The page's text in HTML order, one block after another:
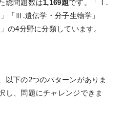
総問題数は1,169題です。「Ⅰ.
「Ⅲ.遺伝学・分子生物学」
の4分野に分類しています。
以下の2つのパターンがありま
し、問題にチャレンジできま